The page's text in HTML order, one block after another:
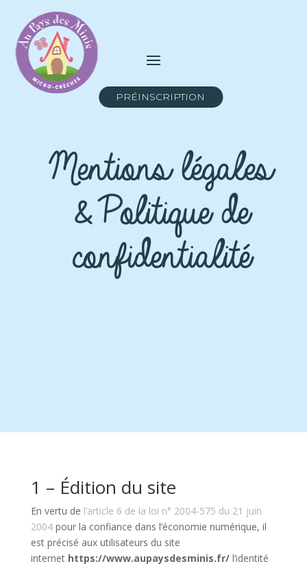
PRÉINSCRIPTION
Mentions légales
& Politique de
confidentialité
1 – Édition du site
En vertu de l’article 6 de la loi n° 2004-575 du 21 juin
2004 pour la confiance dans l’économie numérique, il
est précisé aux utilisateurs du site
internet https://www.aupaysdesminis.fr/ l’identité